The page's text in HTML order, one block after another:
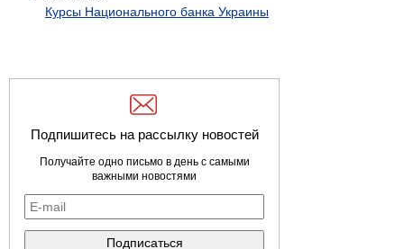
Курсы Национального банка Украины
Подпишитесь на рассылку новостей
Получайте одно письмо в день с самыми
важными новостями